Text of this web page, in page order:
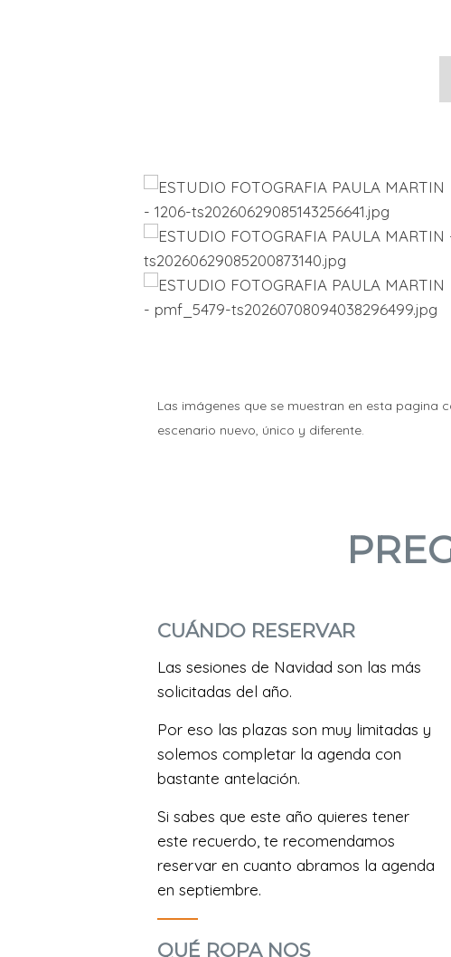
Las imágenes que se muestran en esta pagina
escenario nuevo, único y diferente.
CUÁNDO RESERVAR
Las sesiones de Navidad son las más
solicitadas del año.
Por eso las plazas son muy limitadas y
solemos completar la agenda con
bastante antelación.
Si sabes que este año quieres tener
este recuerdo, te recomendamos
reservar en cuanto abramos la agenda
en septiembre.
QUÉ ROPA NOS